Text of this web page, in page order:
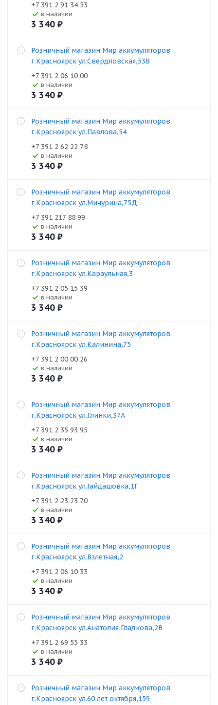
+7 391 2 91 34 53
В наличии
3 340 ₽
Розничный магазин Мир аккумуляторов
г.Красноярск ул.Свердловская,53В
+7 391 2 06 10 00
В наличии
3 340 ₽
Розничный магазин Мир аккумуляторов
г.Красноярск ул.Павлова,54
+7 391 2 62 22 78
В наличии
3 340 ₽
Розничный магазин Мир аккумуляторов
г.Красноярск ул.Мичурина,75Д
+7 391 217 88 99
В наличии
3 340 ₽
Розничный магазин Мир аккумуляторов
г.Красноярск ул.Караульная,3
+7 391 2 05 15 39
В наличии
3 340 ₽
Розничный магазин Мир аккумуляторов
г.Красноярск ул.Калинина,75
+7 391 2 00 00 26
В наличии
3 340 ₽
Розничный магазин Мир аккумуляторов
г.Красноярск ул.Глинки,37А
+7 391 2 35 93 95
В наличии
3 340 ₽
Розничный магазин Мир аккумуляторов
г.Красноярск ул.Гайдашовка,1Г
+7 391 2 23 23 70
В наличии
3 340 ₽
Розничный магазин Мир аккумуляторов
г.Красноярск ул.Взлетная,2
+7 391 2 06 10 33
В наличии
3 340 ₽
Розничный магазин Мир аккумуляторов
г.Красноярск ул.Анатолия Гладкова,2В
+7 391 2 69 55 33
В наличии
3 340 ₽
Розничный магазин Мир аккумуляторов
г.Красноярск ул.60 лет октября,159